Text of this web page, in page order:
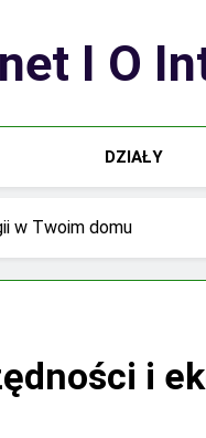
I O
DZIAŁY
w Twoim domu
i